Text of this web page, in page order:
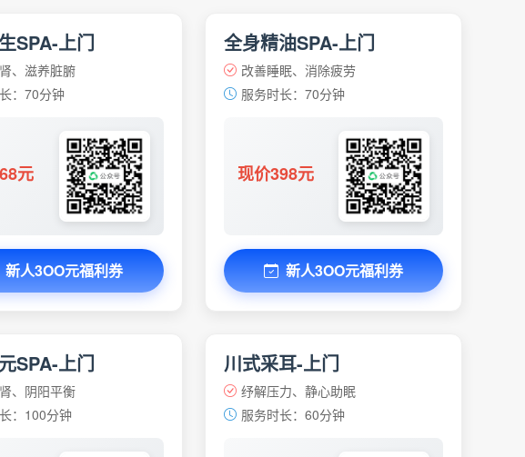
SPA-上门
、滋养脏腑
：70分钟
元
新人3OO元福利券
全身精油SPA-上门
改善睡眠、消除疲劳
服务时长：70分钟
现价398元
新人3OO元福利券
SPA-上门
、阴阳平衡
：100分钟
川式采耳-上门
纾解压力、静心助眠
服务时长：60分钟